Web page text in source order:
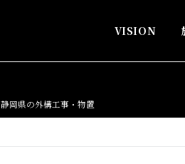
VISION
静岡県の外構工事・物置